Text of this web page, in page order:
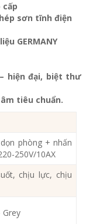
cấp
sơn tĩnh điện
GERMANY
hiện đại, biệt thư
tiêu chuẩn.
phòng + nhấn
250V/10AX
chịu lực, chịu
Grey